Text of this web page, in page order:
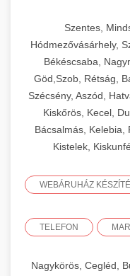
Szentes,
Hódmezővásárhely,
Békéscsaba,
Göd,Szob, Rétság,
Szécsény, Aszód,
Kiskőrös, Kecel,
Bácsalmás, Kelebia,
Kistelek,
WEBÁRUHÁZ
TELEFON
Nagykörös, Cegléd,